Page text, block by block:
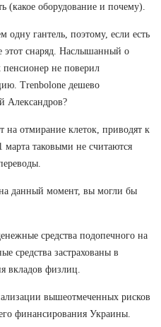
(какое оборудование и почему).
гантель, поэтому, если есть
этот снаряд. Наслышанный о
пенсионер не поверил
Trenbolone дешево
Александров?
на отмирание клеток, приводят к
таковыми не считаются
данный момент, вы могли бы
средства подопечного на
средства застрахованы в
вкладов физлиц.
вышеотмеченных рисков
финансирования Украины.